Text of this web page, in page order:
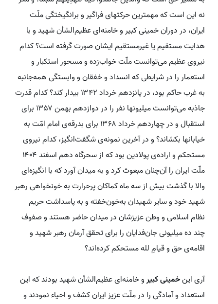
نه این است که مهمترین حرکتهای فراگیر و برانگیختگی ملّت
ایران، در دوران خمینی کبیر و خامنه‌ای عظیم‌الشأن شهید و با
هدایت مستقیم یا غیرمستقیم ایشان صورت گرفته است؟ کدام
نیروی عظیم می‌توانست ملّت خواب‌زده و مسحور استکبار و
استعمار را در شرایطی که انسداد و خفقان و وابستگی همه‌جانبه
به غرب حاکم بود، در پانزدهم خرداد ۱۳۴۲ بیدار کند؟ کدام قدرت
جاذبه می‌توانست میلیونها نفر را در دوازدهم بهمن ۱۳۵۷ برای
استقبال و در چهاردهم خرداد ۱۳۶۸ برای بدرقه‌ی امام امّت به
خیابانها بکشاند؟ و در آخرین نمونه‌ی شگفت‌انگیز، کدام نیروی
مستحکم و اراده‌ی پولادین بود که از سحرگاه دهم اسفند ۱۴۰۴
ملّت ایران را آن‌چنان مبعوث کرد و به میدان آورد که با انگیزه‌ای
والا با گذشت بیش از سه ماه کماکان پرحرارت به خونخواهی رهبر
شهید خود و سایر شهیدان به‌خون‌خفته و به پاسداشت حریم
نظام اسلامی و وطن عزیزشان در میدان حاضر هستند و صفوف
چند ده میلیونی جان‌فدایان را برای تحقق آرمان رهبر شهید و
اقامه‌ی حق و قیام‌ِ لله مستحکم کرده‌اند؟
آری اینخمینی کبیرو خامنه‌ای عظیم‌الشأن شهید بودند که این
استعداد و آمادگی را در ملّت عزیز ایران کشف و احیاء نمودند و